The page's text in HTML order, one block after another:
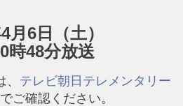
月6日（土）
時48分放送
テレビ朝日テレメンタリー
ご確認ください。